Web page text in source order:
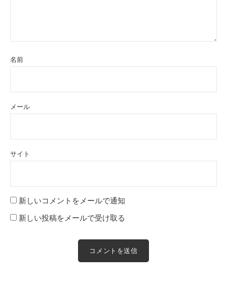
名前
メール
サイト
新しいコメントをメールで通知
新しい投稿をメールで受け取る